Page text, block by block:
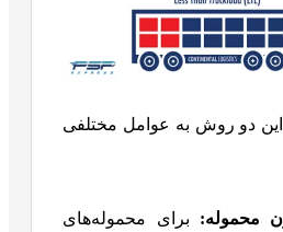
این دو روش به عوامل مختلفی
محموله: برای محموله‌های